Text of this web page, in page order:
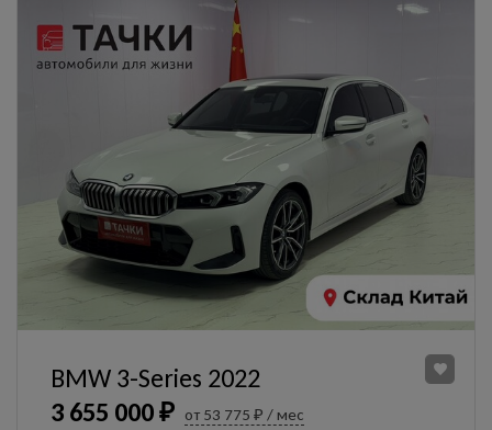
3 655 000 ₽ от 53 775 ₽ / мес
BMW 3-Series 2022